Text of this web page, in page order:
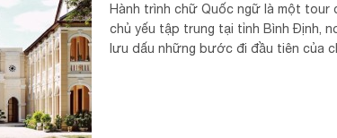
Hành trình chữ Quốc ngữ là một tour
chủ yếu tập trung tại tỉnh Bình Định,
lưu dấu những bước đi đầu tiên của